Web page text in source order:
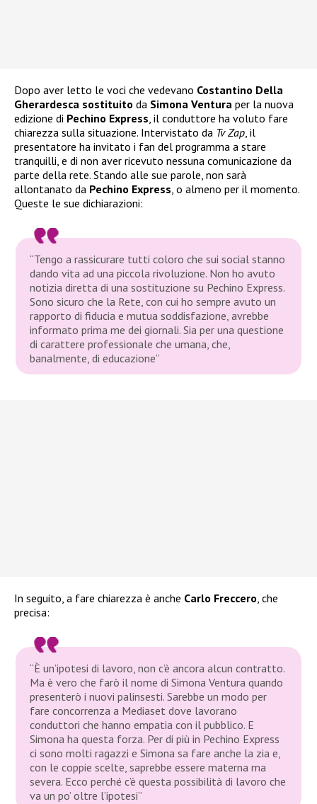
Dopo aver letto le voci che vedevano Costantino Della
Gherardesca sostituito da Simona Ventura per la nuova
edizione di Pechino Express , il conduttore ha voluto fare
chiarezza sulla situazione. Intervistato da Tv Zap , il
presentatore ha invitato i fan del programma a stare
tranquilli, e di non aver ricevuto nessuna comunicazione da
parte della rete. Stando alle sue parole, non sarà
allontanato da Pechino Express , o almeno per il momento.
Queste le sue dichiarazioni:
“Tengo a rassicurare tutti coloro che sui social stanno
dando vita ad una piccola rivoluzione. Non ho avuto
notizia diretta di una sostituzione su Pechino Express.
Sono sicuro che la Rete, con cui ho sempre avuto un
rapporto di fiducia e mutua soddisfazione, avrebbe
informato prima me dei giornali. Sia per una questione
di carattere professionale che umana, che,
banalmente, di educazione”
In seguito, a fare chiarezza è anche Carlo Freccero , che
precisa:
“È un’ipotesi di lavoro, non c’è ancora alcun contratto.
Ma è vero che farò il nome di Simona Ventura quando
presenterò i nuovi palinsesti. Sarebbe un modo per
fare concorrenza a Mediaset dove lavorano
conduttori che hanno empatia con il pubblico. E
Simona ha questa forza. Per di più in Pechino Express
ci sono molti ragazzi e Simona sa fare anche la zia e,
con le coppie scelte, saprebbe essere materna ma
severa. Ecco perché c’è questa possibilità di lavoro che
va un po’ oltre l’ipotesi”